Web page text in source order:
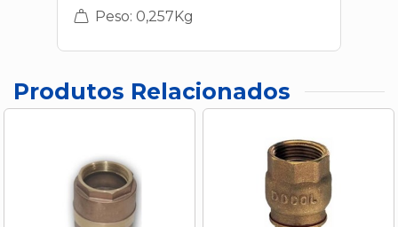
Peso: 0,257Kg
Produtos Relacionados